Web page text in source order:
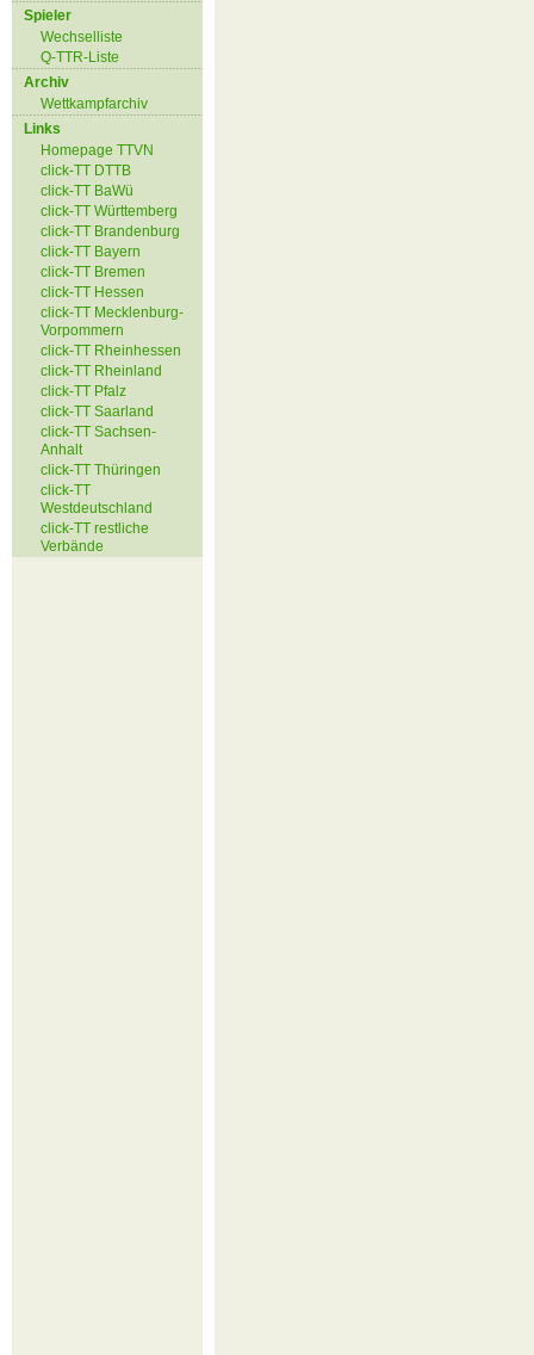
Spieler
Wechselliste
Q-TTR-Liste
Archiv
Wettkampfarchiv
Links
Homepage TTVN
click-TT DTTB
click-TT BaWü
click-TT Württemberg
click-TT Brandenburg
click-TT Bayern
click-TT Bremen
click-TT Hessen
click-TT Mecklenburg-
Vorpommern
click-TT Rheinhessen
click-TT Rheinland
click-TT Pfalz
click-TT Saarland
click-TT Sachsen-
Anhalt
click-TT Thüringen
click-TT
Westdeutschland
click-TT restliche
Verbände